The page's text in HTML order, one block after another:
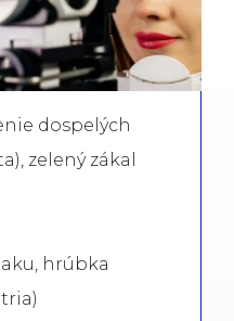
dospelých
zelený zákal
hrúbka